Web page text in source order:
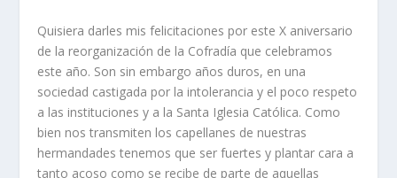
Quisiera darles mis felicitaciones por este X aniversario
de la reorganización de la Cofradía que celebramos
este año. Son sin embargo años duros, en una
sociedad castigada por la intolerancia y el poco respeto
a las instituciones y a la Santa Iglesia Católica. Como
bien nos transmiten los capellanes de nuestras
hermandades tenemos que ser fuertes y plantar cara a
tanto acoso como se recibe de parte de aquellas